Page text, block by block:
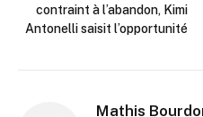
contraint à l’abandon, Kimi
Antonelli saisit l’opportunité
Mathis